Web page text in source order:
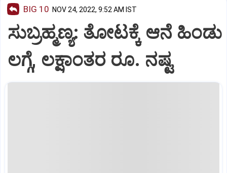
BIG 10 NOV 24, 2022, 9:52 AM IST
ಸುಬ್ರಹ್ಮಣ್ಯ: ತೋಟಕ್ಕೆ ಆನೆ ಹಿಂಡು
ಲಗ್ಗೆ, ಲಕ್ಷಾಂತರ ರೂ. ನಷ್ಟ